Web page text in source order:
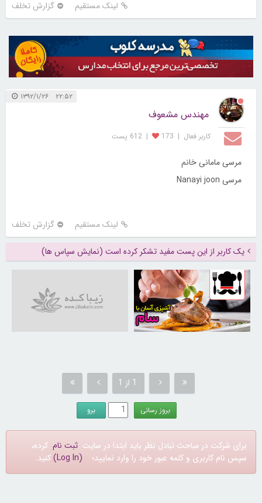
لینک مستقیم گزارش تخلف
۲۲:۵۲ ۱۳۹۲/۱/۲۶
مهندس مشعوف
کاربر فعال |
173
| 612 پست
مرسی مامانی خانم
مرسی Nanayi joon
لینک مستقیم گزارش تخلف
یک کاربر از این پست مفید تشکر کرده است (نمایش سپاس ها)
30257401
1 از 1
برای شرکت در مباحث تبادل نظر باید ابتدا در سایت ثبت نام کرده،
سپس نام کاربری و کلمه عبور خود را وارد نمایید؛ (Log In) کنید.